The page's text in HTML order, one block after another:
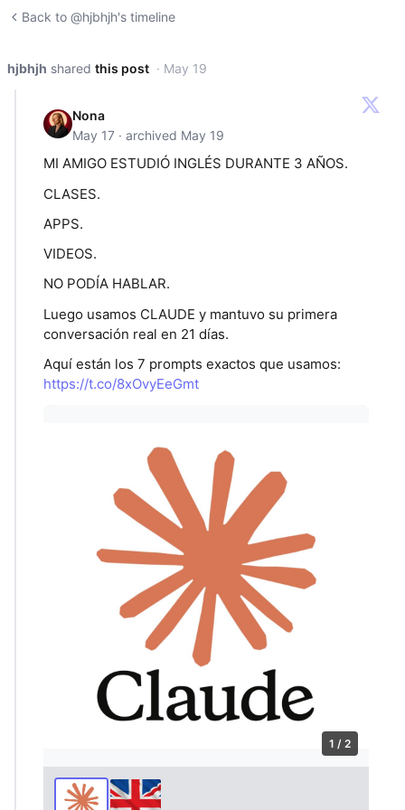
Back to @hjbhjh's timeline
hjbhjh shared this post · May 19
Nona
May 17 · archived May 19
MI AMIGO ESTUDIÓ INGLÉS DURANTE 3 AÑOS.
CLASES.
APPS.
VIDEOS.
NO PODÍA HABLAR.
Luego usamos CLAUDE y mantuvo su primera
conversación real en 21 días.
Aquí están los 7 prompts exactos que usamos:
https://t.co/8xOvyEeGmt
1 / 2